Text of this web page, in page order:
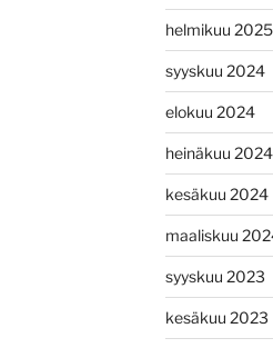
helmikuu 2025
syyskuu 2024
elokuu 2024
heinäkuu 2024
kesäkuu 2024
maaliskuu
syyskuu 2023
kesäkuu 2023